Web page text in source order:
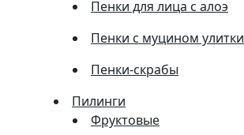
Пенки для лица с алоэ
Пенки с муцином улитки
Пенки-скрабы
Пилинги
Фруктовые